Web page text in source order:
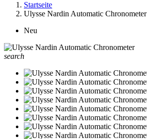
Startseite
Ulysse Nardin Automatic Chronometer
Neu
search